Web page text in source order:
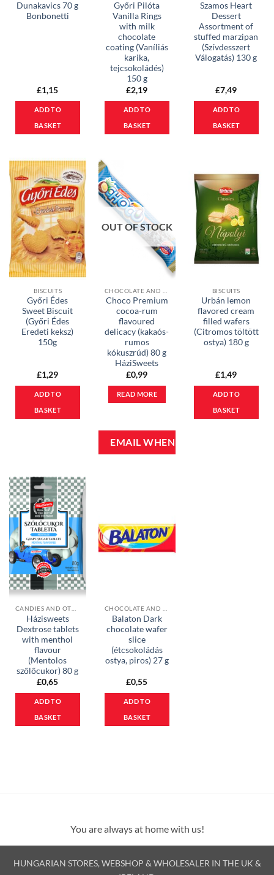
Dunakavics 70 g
Bonbonetti
£1,15
ADD TO
BASKET
Győri Pilóta
Vanilla Rings
with milk
chocolate
coating (Vaníliás
karika,
tejcsokoládés)
150 g
£2,19
ADD TO
BASKET
Szamos Heart
Dessert
Assortment of
stuffed marzipan
(Szívdesszert
Válogatás) 130 g
£7,49
ADD TO
BASKET
BISCUITS
Győri Édes
Sweet Biscuit
(Győri Édes
Eredeti keksz)
150g
£1,29
ADD TO
BASKET
OUT OF STOCK
Choco Premium
cocoa-rum
flavoured
delicacy (kakaós-
rumos
kókuszrúd) 80 g
HáziSweets
£0,99
READ MORE
BISCUITS
Urbán lemon
flavored cream
filled wafers
(Citromos töltött
ostya) 180 g
£1,49
ADD TO
BASKET
Házisweets
Dextrose tablets
with menthol
flavour
(Mentolos
szőlőcukor) 80 g
£0,65
ADD TO
BASKET
Balaton Dark
chocolate wafer
slice
(étcsokoládás
ostya, piros) 27 g
£0,55
ADD TO
BASKET
You are always at home with us!
HUNGARIAN STORES, WEBSHOP & WHOLESALER IN THE UK &